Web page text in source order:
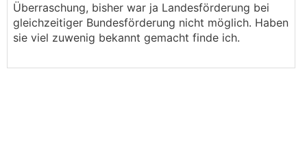
Überraschung, bisher war ja Landesförderung bei
gleichzeitiger Bundesförderung nicht möglich. Haben
sie viel zuwenig bekannt gemacht finde ich.